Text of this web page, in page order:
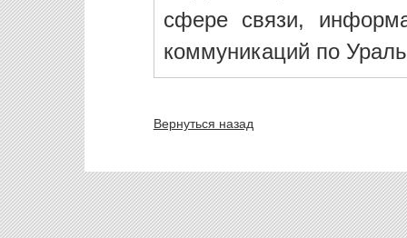
сфере связи,
коммуникаций по
Вернуться назад